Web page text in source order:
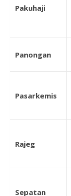
Pakuhaji
Panongan
Pasarkemis
Rajeg
Sepatan